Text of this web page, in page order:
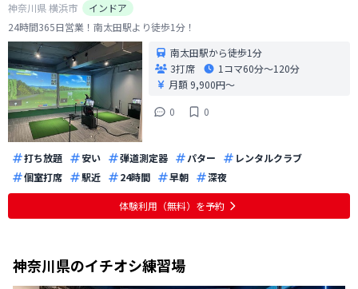
神奈川県横浜市
インドア
24時間365日営業！南太田駅より徒歩1分！
南太田駅から徒歩1分
3打席
1コマ60分〜120分
月額 9,900円〜
0
0
打ち放題 安い 弾道測定器 パター
レンタルクラブ
個室打席
駅近 24時間 早朝 深夜
体験利用（無料）を予約
神奈川県のイチオシ練習場